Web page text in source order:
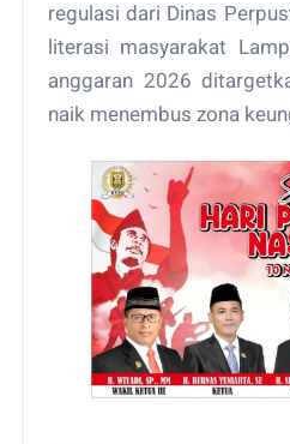
regulasi dari Dinas
literasi masyarakat
anggaran 2026
naik menembus zona